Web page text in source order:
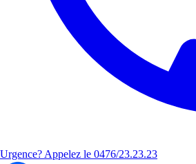
Urgence? Appelez le 0476/23.23.23